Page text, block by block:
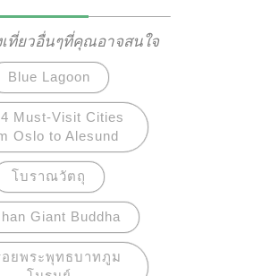
ที่ยวอื่นๆที่คุณอาจสนใจ
Blue Lagoon
4 Must-Visit Cities
Oslo to Alesund
โบราณวัตถุ
Giant Buddha
อยพระพุทธบาทภูม